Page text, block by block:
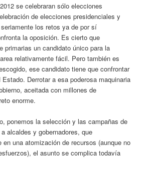
se celebraran sólo elecciones
de elecciones presidenciales y
los retos ya de por sí
la oposición. Es cierto que
primarias un candidato único para la
relativamente fácil. Pero también es
ese candidato tiene que confrontar
Derrotar a esa poderosa maquinaria
aceitada con millones de
enorme.
ponemos la selección y las campañas de
alcaldes y gobernadores, que
en una atomización de recursos (aunque no
el asunto se complica todavía